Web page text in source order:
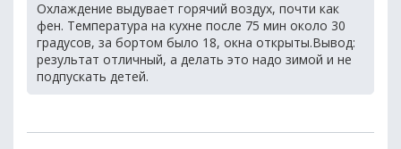
Охлаждение выдувает горячий воздух, почти как
фен. Температура на кухне после 75 мин около 30
градусов, за бортом было 18, окна открыты.Вывод:
результат отличный, а делать это надо зимой и не
подпускать детей.